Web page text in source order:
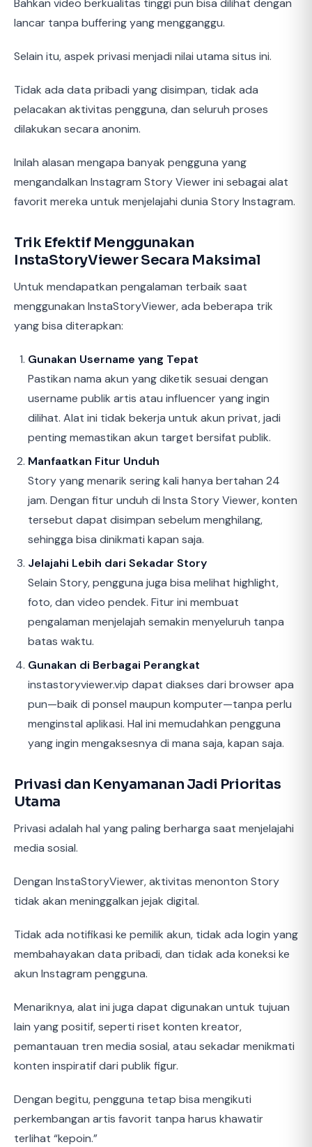
Bahkan video berkualitas tinggi pun bisa dilihat dengan
lancar tanpa buffering yang mengganggu.
Selain itu, aspek privasi menjadi nilai utama situs ini.
Tidak ada data pribadi yang disimpan, tidak ada
pelacakan aktivitas pengguna, dan seluruh proses
dilakukan secara anonim.
Inilah alasan mengapa banyak pengguna yang
mengandalkan Instagram Story Viewer ini sebagai alat
favorit mereka untuk menjelajahi dunia Story Instagram.
Trik Efektif Menggunakan
InstaStoryViewer Secara Maksimal
Untuk mendapatkan pengalaman terbaik saat
menggunakan InstaStoryViewer, ada beberapa trik
yang bisa diterapkan:
Gunakan Username yang Tepat
Pastikan nama akun yang diketik sesuai dengan
username publik artis atau influencer yang ingin
dilihat. Alat ini tidak bekerja untuk akun privat, jadi
penting memastikan akun target bersifat publik.
Manfaatkan Fitur Unduh
Story yang menarik sering kali hanya bertahan 24
jam. Dengan fitur unduh di Insta Story Viewer, konten
tersebut dapat disimpan sebelum menghilang,
sehingga bisa dinikmati kapan saja.
Jelajahi Lebih dari Sekadar Story
Selain Story, pengguna juga bisa melihat highlight,
foto, dan video pendek. Fitur ini membuat
pengalaman menjelajah semakin menyeluruh tanpa
batas waktu.
Gunakan di Berbagai Perangkat
instastoryviewer.vip dapat diakses dari browser apa
pun—baik di ponsel maupun komputer—tanpa perlu
menginstal aplikasi. Hal ini memudahkan pengguna
yang ingin mengaksesnya di mana saja, kapan saja.
Privasi dan Kenyamanan Jadi Prioritas
Utama
Privasi adalah hal yang paling berharga saat menjelajahi
media sosial.
Dengan InstaStoryViewer, aktivitas menonton Story
tidak akan meninggalkan jejak digital.
Tidak ada notifikasi ke pemilik akun, tidak ada login yang
membahayakan data pribadi, dan tidak ada koneksi ke
akun Instagram pengguna.
Menariknya, alat ini juga dapat digunakan untuk tujuan
lain yang positif, seperti riset konten kreator,
pemantauan tren media sosial, atau sekadar menikmati
konten inspiratif dari publik figur.
Dengan begitu, pengguna tetap bisa mengikuti
perkembangan artis favorit tanpa harus khawatir
terlihat “kepoin.”